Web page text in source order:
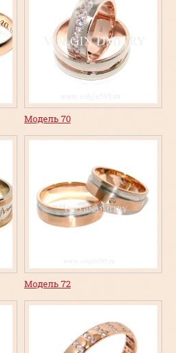
Модель 70
Модель 72